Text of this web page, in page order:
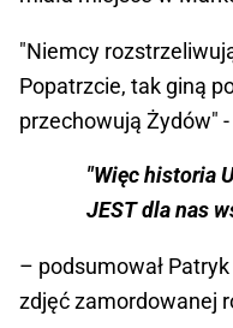
"Niemcy
Popatrzcie, tak giną
przechowują Żydów"
"Więc historia
JEST dla nas
– podsumował
zdjęć zamordowanej